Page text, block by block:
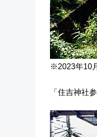
※2023年10
「住吉神社